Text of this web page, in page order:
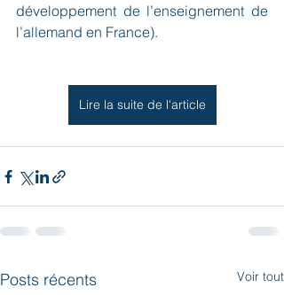
développement de l’enseignement de
l’allemand en France).
Lire la suite de l'article
Posts récents Voir tout